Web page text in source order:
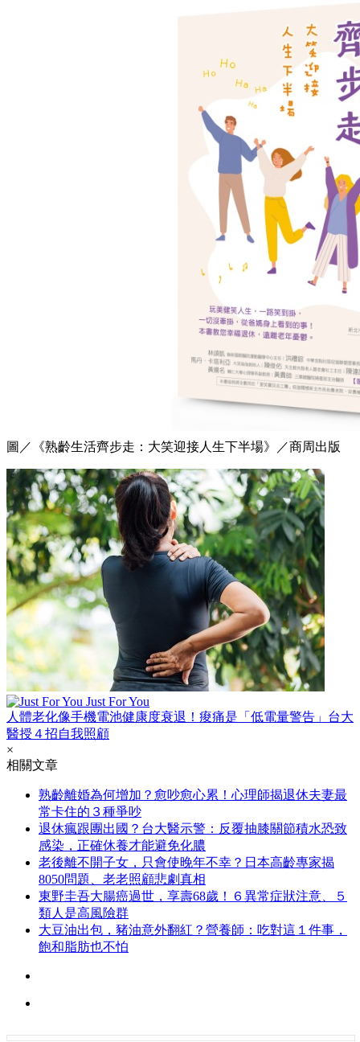
圖／《熟齡生活齊步走：大笑迎接人生下半場》／商周出版
Just For You
人體老化像手機電池健康度衰退！痠痛是「低電量警告」台大
醫授４招自我照顧
×
相關文章
熟齡離婚為何增加？愈吵愈心累！心理師揭退休夫妻最
常卡住的３種爭吵
退休瘋跟團出國？台大醫示警：反覆抽膝關節積水恐致
感染，正確休養才能避免化膿
老後離不開子女，只會使晚年不幸？日本高齡專家揭
8050問題、老老照顧悲劇真相
東野圭吾大腸癌過世，享壽68歲！６異常症狀注意、５
類人是高風險群
大豆油出包，豬油意外翻紅？營養師：吃對這１件事，
飽和脂肪也不怕